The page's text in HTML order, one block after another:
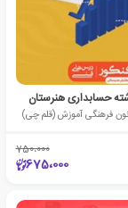
فرهنگی آموزش (قلم چی)
750،000
675،000